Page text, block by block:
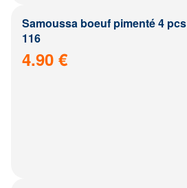
Samoussa boeuf pimenté 4 pcs
116
4.90 €